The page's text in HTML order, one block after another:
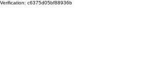
Verification: c6375d05bf88936b